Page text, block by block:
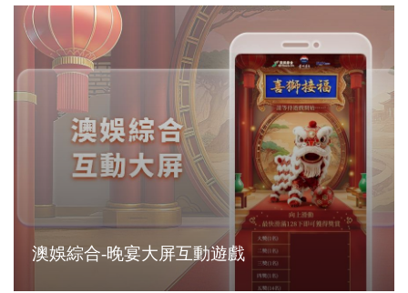
澳娛綜合-晚宴大屏互動遊戲